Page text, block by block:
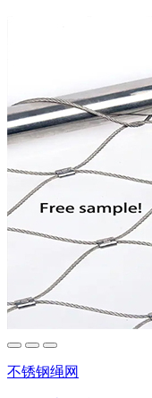
不锈钢绳网